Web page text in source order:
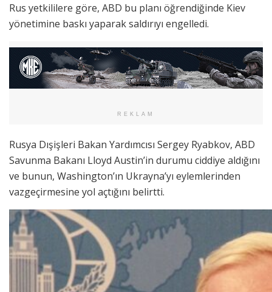
Rus yetkililere göre, ABD bu planı öğrendiğinde Kiev
yönetimine baskı yaparak saldırıyı engelledi.
REKLAM
Rusya Dışişleri Bakan Yardımcısı Sergey Ryabkov, ABD
Savunma Bakanı Lloyd Austin’in durumu ciddiye aldığını
ve bunun, Washington’ın Ukrayna’yı eylemlerinden
vazgeçirmesine yol açtığını belirtti.